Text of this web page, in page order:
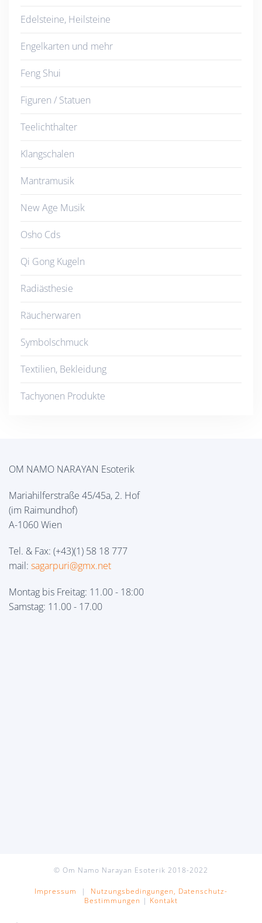
Edelsteine, Heilsteine
Engelkarten und mehr
Feng Shui
Figuren / Statuen
Teelichthalter
Klangschalen
Mantramusik
New Age Musik
Osho Cds
Qi Gong Kugeln
Radiästhesie
Räucherwaren
Symbolschmuck
Textilien, Bekleidung
Tachyonen Produkte
OM NAMO NARAYAN Esoterik
Mariahilferstraße 45/45a, 2. Hof
(im Raimundhof)
A-1060 Wien
Tel. & Fax: (+43)(1) 58 18 777
mail: sagarpuri@gmx.net
Montag bis Freitag: 11.00 - 18:00
Samstag: 11.00 - 17.00
© Om Namo Narayan Esoterik 2018-2022
Impressum | Nutzungsbedingungen, Datenschutz-
Bestimmungen | Kontakt